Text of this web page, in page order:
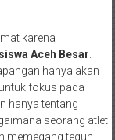
karena
Aceh Besar
hanya akan
fokus pada
hanya tentang
seorang atlet
memegang teguh